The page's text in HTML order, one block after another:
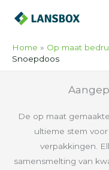
naar
inhoudHome Op maat
Snoepdoos
De op maat
ultieme stem
verpakkingen.
samensmelting van